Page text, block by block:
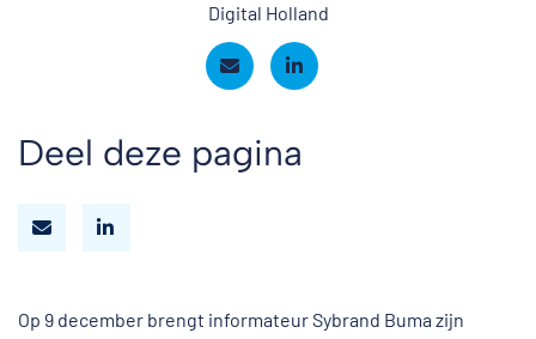
Digital Holland
Deel deze pagina
Op 9 december brengt informateur Sybrand Buma zijn